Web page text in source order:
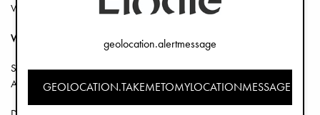
Verbraucher haben ein dreißigtägiges Widerrufsrecht.
Widerrufsrecht
Sie haben das Recht, diesen Vertrag innerhalb von dreißig Tagen ohne
Angabe von Gründen zu widerrufen.
geolocation.alertmessage
GEOLOCATION.TAKEMETOMYLOCATIONMESSAGE